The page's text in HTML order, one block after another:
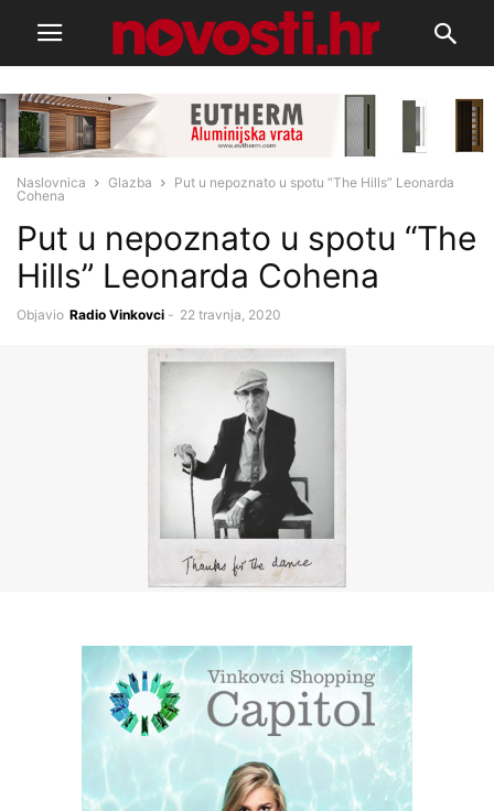
Naslovnica Glazba
Put u nepoznato u spotu “The Hills” Leonarda
Cohena
Put u nepoznato u spotu “The
Hills” Leonarda Cohena
Objavio Radio Vinkovci - 22 travnja, 2020